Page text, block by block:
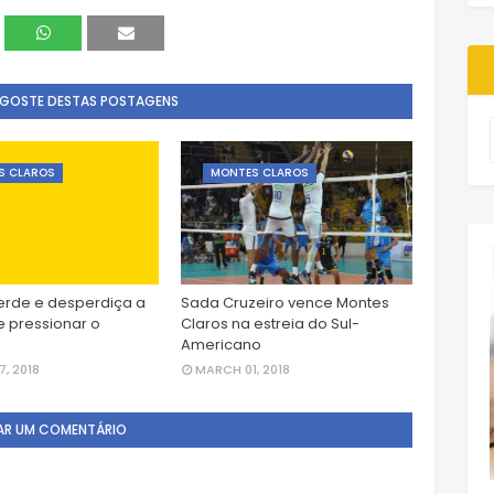
DESTAS POSTAGENS
CLAROS
e desperdiça a
pressionar o
2018
MONTES CLAROS
Sada Cruzeiro vence Montes
Claros na estreia do Sul-
Americano
MARCH 01, 2018
UM COMENTÁRIO